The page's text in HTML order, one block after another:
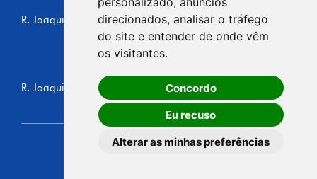
direcionados, analisar o tráfego
do site e entender de onde vêm
os visitantes.
Concordo
Eu recuso
Alterar as minhas preferências
CENTRO ADMINISTRATIVO
R. Joaquim das Neves, 211 - Vila Caldas, Carapicuíba/SP
CEP: 06310-030, Brasil
Telefone: 4164-5500
GABINETE DO PREFEITO
R. Joaquim das Neves, 205 - Vila Caldas, Carapicuíba/SP
CEP: 06310-030, Brasil